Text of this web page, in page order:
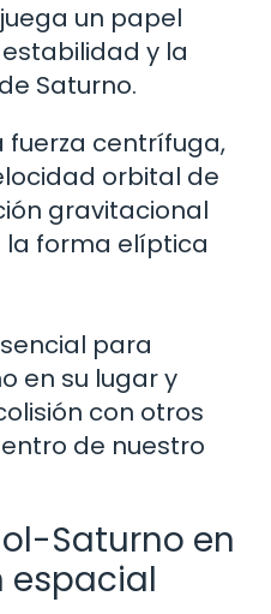
un papel
y la
Saturno.
fuerza centrífuga,
orbital de
gravitacional
la forma elíptica
para
en su lugar y
con otros
de nuestro
Saturno en
espacial